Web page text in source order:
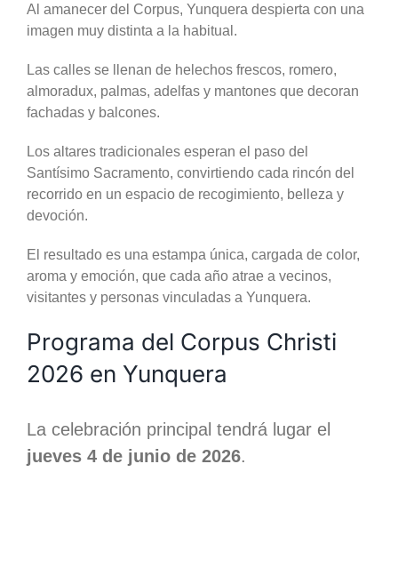
Al amanecer del Corpus, Yunquera despierta con una
imagen muy distinta a la habitual.
Las calles se llenan de helechos frescos, romero,
almoradux, palmas, adelfas y mantones que decoran
fachadas y balcones.
Los altares tradicionales esperan el paso del
Santísimo Sacramento, convirtiendo cada rincón del
recorrido en un espacio de recogimiento, belleza y
devoción.
El resultado es una estampa única, cargada de color,
aroma y emoción, que cada año atrae a vecinos,
visitantes y personas vinculadas a Yunquera.
Programa del Corpus Christi
2026 en Yunquera
La celebración principal tendrá lugar el
jueves 4 de junio de 2026.